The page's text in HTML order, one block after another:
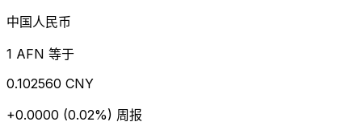
中国人民币
1 AFN 等于
0.102560 CNY
+0.0000 (0.02%) 周报